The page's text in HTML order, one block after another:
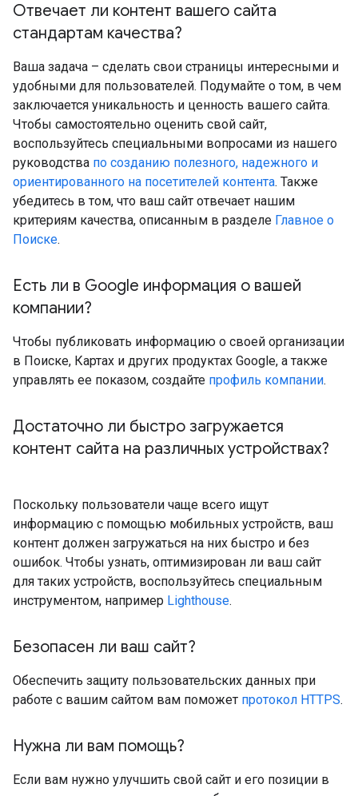
Отвечает ли контент вашего сайта
стандартам качества?
Ваша задача – сделать свои страницы интересными и
удобными для пользователей. Подумайте о том, в чем
заключается уникальность и ценность вашего сайта.
Чтобы самостоятельно оценить свой сайт,
воспользуйтесь специальными вопросами из нашего
руководства по созданию полезного, надежного и
ориентированного на посетителей контента. Также
убедитесь в том, что ваш сайт отвечает нашим
критериям качества, описанным в разделе Главное о
Поиске.
Есть ли в Google информация о вашей
компании?
Чтобы публиковать информацию о своей организации
в Поиске, Картах и других продуктах Google, а также
управлять ее показом, создайте профиль компании.
Достаточно ли быстро загружается
контент сайта на различных устройствах?
Поскольку пользователи чаще всего ищут
информацию с помощью мобильных устройств, ваш
контент должен загружаться на них быстро и без
ошибок. Чтобы узнать, оптимизирован ли ваш сайт
для таких устройств, воспользуйтесь специальным
инструментом, например Lighthouse.
Безопасен ли ваш сайт?
Обеспечить защиту пользовательских данных при
работе с вашим сайтом вам поможет протокол HTTPS.
Нужна ли вам помощь?
Если вам нужно улучшить свой сайт и его позиции в